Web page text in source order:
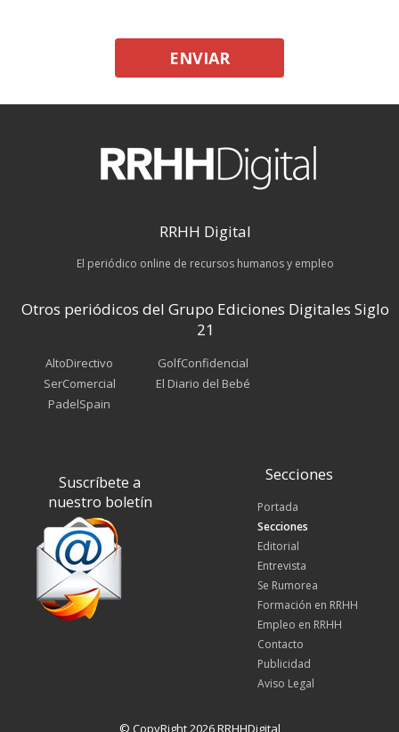
ENVIAR
RRHH Digital
El periódico online de recursos humanos y empleo
Otros periódicos del Grupo Ediciones Digitales Siglo
21
AltoDirectivo
SerComercial
PadelSpain
GolfConfidencial
El Diario del Bebé
Suscríbete a
nuestro boletín
Secciones
Portada
Secciones
Editorial
Entrevista
Se Rumorea
Formación en RRHH
Empleo en RRHH
Contacto
Publicidad
Aviso Legal
© CopyRight 2026 RRHHDigital